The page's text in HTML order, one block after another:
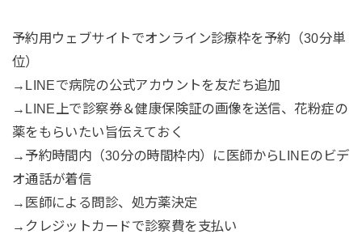
予約用ウェブサイトでオンライン診療枠を予約（30分単
位）
→LINEで病院の公式アカウントを友だち追加
→LINE上で診察券＆健康保険証の画像を送信、花粉症の
薬をもらいたい旨伝えておく
→予約時間内（30分の時間枠内）に医師からLINEのビデ
オ通話が着信
→医師による問診、処方薬決定
→クレジットカードで診察費を支払い